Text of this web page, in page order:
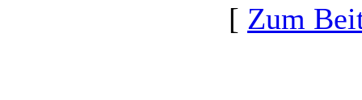
[ Zum